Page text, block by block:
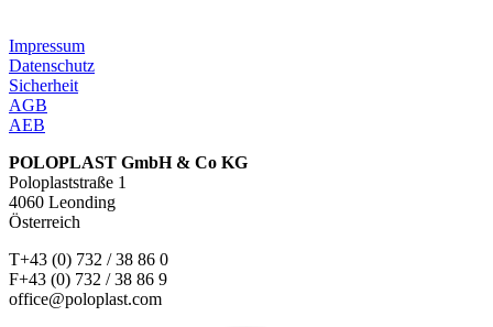
Impressum
Datenschutz
Sicherheit
AGB
AEB
POLOPLAST GmbH & Co KG
Poloplaststraße 1
4060 Leonding
Österreich
T+43 (0) 732 / 38 86 0
F+43 (0) 732 / 38 86 9
office@poloplast.com